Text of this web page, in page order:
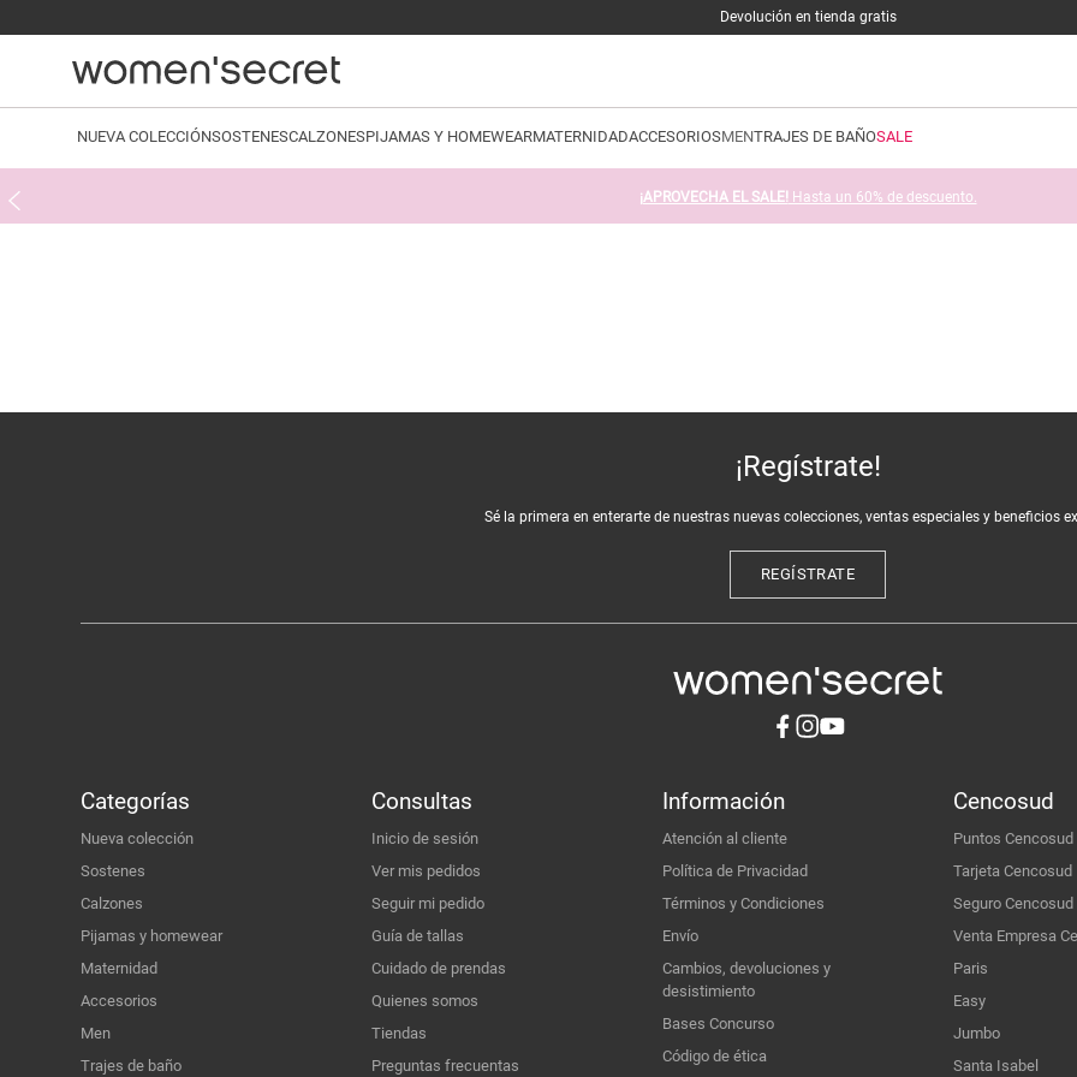
Devolución en tienda gratis
NUEVA COLECCIÓNSOSTENESCALZONESPIJAMAS Y HOMEWEARMATERNIDADACCESORIOSMENTRAJES DE BAÑOSALE
¡APROVECHA EL SALE! Hasta un 60% de descuento.
¡Regístrate!
Sé la primera en enterarte de nuestras nuevas colecciones, ventas especiales y beneficios
REGÍSTRATE
Categorías
Nueva colección
Sostenes
Calzones
Pijamas y homewear
Maternidad
Accesorios
Men
Trajes de baño
Consultas
Inicio de sesión
Ver mis pedidos
Seguir mi pedido
Guía de tallas
Cuidado de prendas
Quienes somos
Tiendas
Preguntas frecuentas
Información
Atención al cliente
Política de Privacidad
Términos y Condiciones
Envío
Cambios, devoluciones y
desistimiento
Bases Concurso
Código de ética
Cencosud
Puntos Cencosud
Tarjeta Cencosud
Seguro Cencosud
Venta Empresa
Paris
Easy
Jumbo
Santa Isabel